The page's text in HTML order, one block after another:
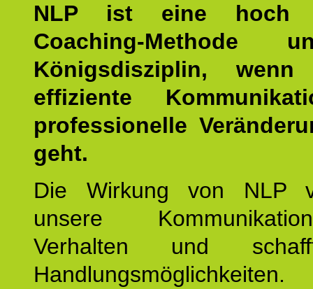
NLP ist eine hoch
Coaching-Methode
Königsdisziplin,
effiziente
professionelle
geht.
Die Wirkung von NLP
unsere
Verhalten und